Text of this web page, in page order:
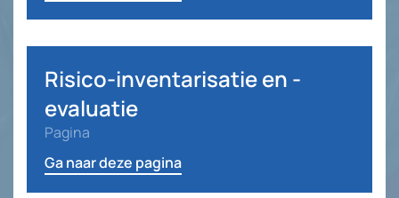
Risico-inventarisatie en -
evaluatie
Pagina
Ga naar deze pagina